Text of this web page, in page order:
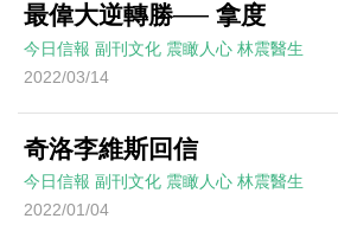
最偉大逆轉勝── 拿度
今日信報 副刊文化 震瞰人心 林震醫生
2022/03/14
奇洛李維斯回信
今日信報 副刊文化 震瞰人心 林震醫生
2022/01/04